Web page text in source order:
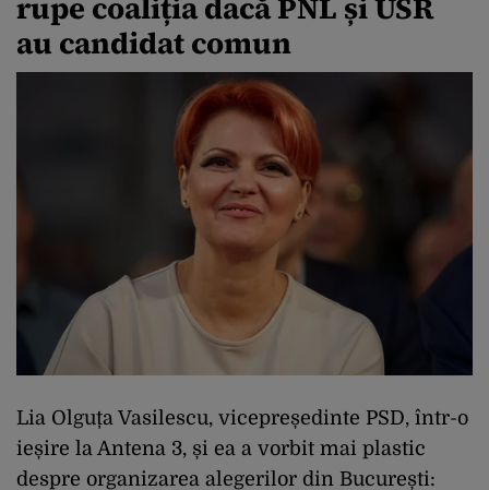
rupe coaliția dacă PNL și USR
au candidat comun
Lia Olguța Vasilescu, vicepreședinte PSD, într-o
ieșire la Antena 3, și ea a vorbit mai plastic
despre organizarea alegerilor din București: